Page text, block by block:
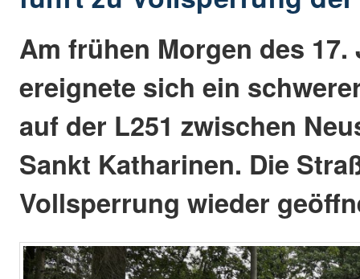
Am frühen Morgen des 17.
ereignete sich ein
auf der L251 zwischen
Sankt Katharinen. Die
Vollsperrung wieder